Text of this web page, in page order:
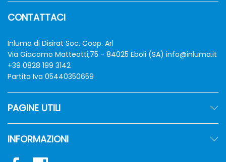
CONTATTACI
Inluma di Disirat Soc. Coop. Arl
Via Giacomo Matteotti,75 - 84025 Eboli (SA) info@inluma.it
+39 0828 199 3142
Partita Iva 05440350659
PAGINE UTILI
INFORMAZIONI